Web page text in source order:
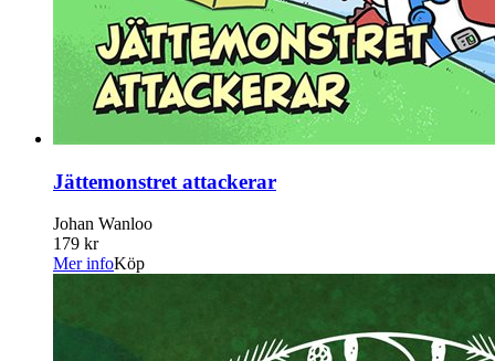
Jättemonstret attackerar
Johan Wanloo
179 kr
Mer infoKöp